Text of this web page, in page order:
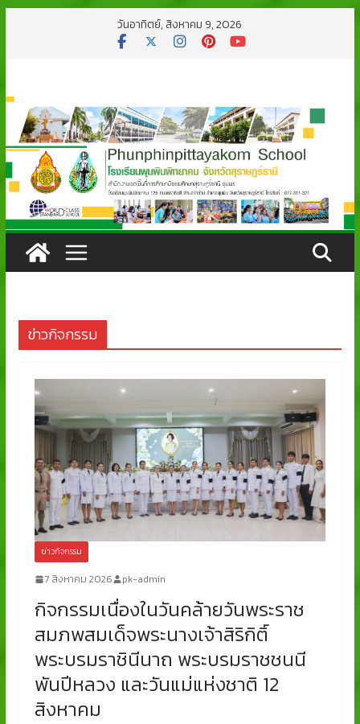
วันอาทิตย์, สิงหาคม 9, 2026
ข่าวกิจกรรม
ข่าวกิจกรรม
7 สิงหาคม 2026 pk-admin
กิจกรรมเนื่องในวันคล้ายวันพระราช
สมภพสมเด็จพระนางเจ้าสิริกิติ์
พระบรมราชินีนาถ พระบรมราชชนนี
พันปีหลวง และวันแม่แห่งชาติ 12
สิงหาคม